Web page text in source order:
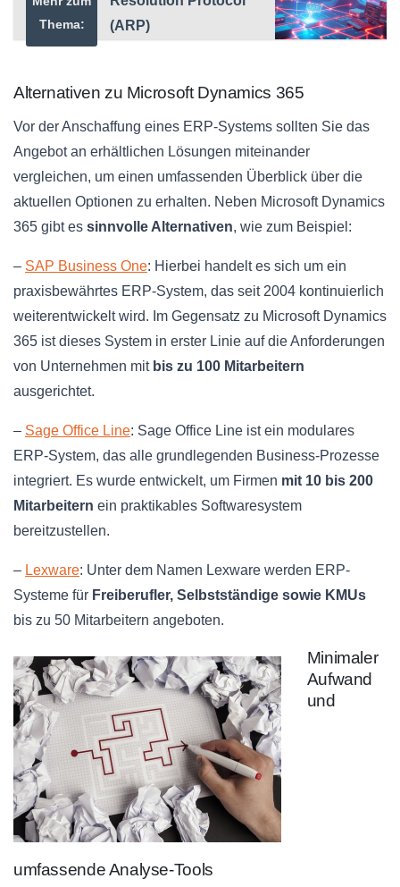
Thema:
(ARP)
Alternativen zu Microsoft Dynamics 365
Vor der Anschaffung eines ERP-Systems sollten Sie das
Angebot an erhältlichen Lösungen miteinander
vergleichen, um einen umfassenden Überblick über die
aktuellen Optionen zu erhalten. Neben Microsoft Dynamics
365 gibt es sinnvolle Alternativen, wie zum Beispiel:
– SAP Business One: Hierbei handelt es sich um ein
praxisbewährtes ERP-System, das seit 2004 kontinuierlich
weiterentwickelt wird. Im Gegensatz zu Microsoft Dynamics
365 ist dieses System in erster Linie auf die Anforderungen
von Unternehmen mitbis zu 100 Mitarbeitern
ausgerichtet.
– Sage Office Line: Sage Office Line ist ein modulares
ERP-System, das alle grundlegenden Business-Prozesse
integriert. Es wurde entwickelt, um Firmen mit 10 bis 200
Mitarbeitern ein praktikables Softwaresystem
bereitzustellen.
– Lexware: Unter dem Namen Lexware werden ERP-
Systeme für Freiberufler, Selbstständige sowie KMUs
bis zu 50 Mitarbeitern angeboten.
Minimaler
Aufwand
und
umfassende Analyse-Tools